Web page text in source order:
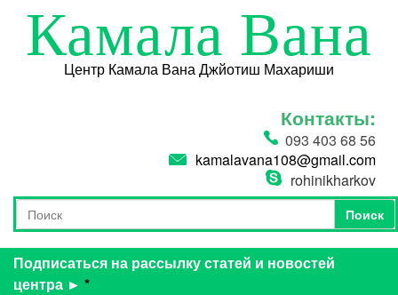
Камала Вана
Центр Камала Вана Джйотиш Махариши
Контакты:
093 403 68 56
kamalavana108@gmail.com
rohinikharkov
Форма поиска
Поиск
Поиск
Подписаться на рассылку статей и новостей
центра ► *